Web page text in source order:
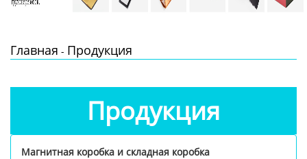
Главная - Продукция
Продукция
Магнитная коробка и складная коробка